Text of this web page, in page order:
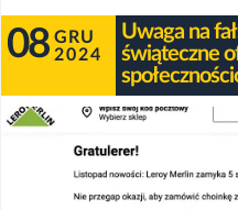
08 GRU
2024
Uwaga na
świąteczne